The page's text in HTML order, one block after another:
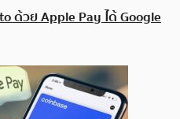
ด้วย Apple Pay ได้ Google